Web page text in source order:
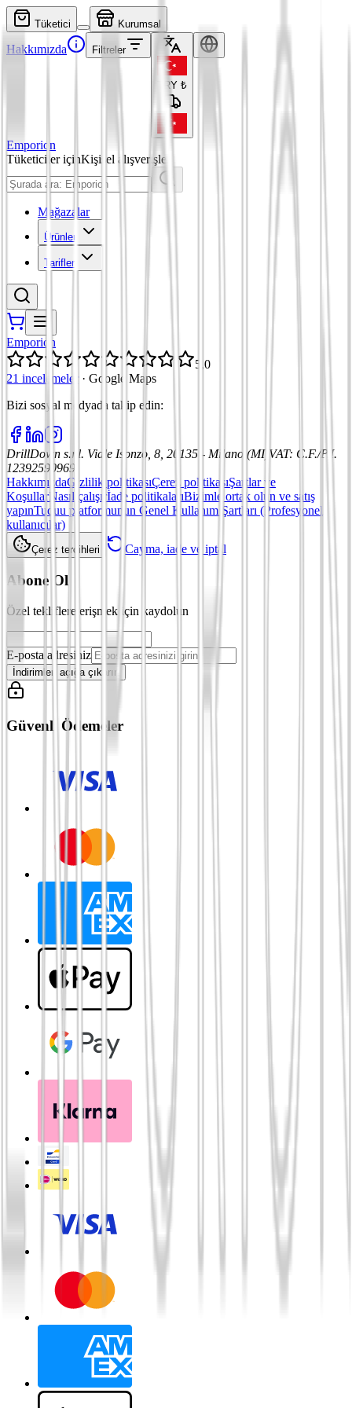
Tüketici Kurumsal
Hakkımızda Filtreler
TRY ₺
Emporion
Tüketiciler içinKişisel alışverişler
Mağazalar
Ürünler
Tarifler
Emporion
5,0
21 incelemeler
· Google Maps
Bizi sosyal medyada takip edin:
DrillDown s.r.l. Viale Isonzo, 8, 20135 - Milano (MI) VAT: C.F./P.I.
12392590969
HakkımızdaGizlilik politikasıÇerez politikasıŞartlar ve
KoşullarNasıl çalışırİade politikalarıBizimle ortak olun ve satış
yapınTuduu platformunun Genel Kullanım Şartları (Profesyonel
kullanıcılar)
Çerez tercihleri Cayma, iade ve iptal
Abone Ol
Özel tekliflere erişmek için kaydolun
E-posta adresiniz
İndirimleri açığa çıkarın
Güvenli Ödemeler